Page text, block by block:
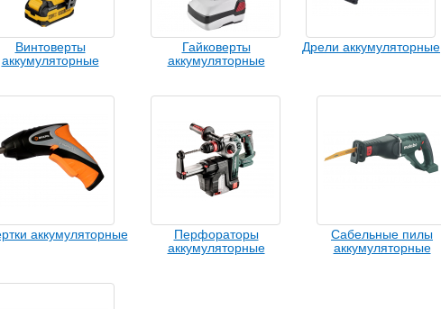
Винтоверты
аккумуляторные
Гайковерты
аккумуляторные
Дрели аккумуляторные
аккумуляторные
Перфораторы
аккумуляторные
Сабельные пилы
аккумуляторные